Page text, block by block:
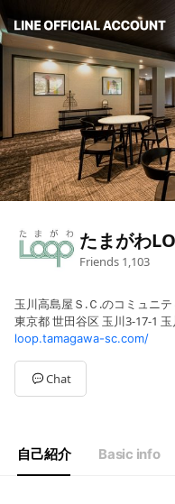
たまがわ
Friends 1,103
玉川高島屋Ｓ.Ｃ.のコミュニ
東京都 世田谷区 玉川3-17-1 玉
loop.tamagawa-sc.com/
Chat
自己紹介 Basic info